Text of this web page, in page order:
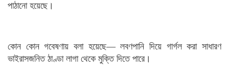
পাঠানো হয়েছে।
কোন কোন গবেষণায় বলা হয়েছে— লবণপানি দিয়ে গার্গল করা সাধারণ
ভাইরাসজনিত ঠাণ্ডা লাগা থেকে মুক্তি দিতে পারে।